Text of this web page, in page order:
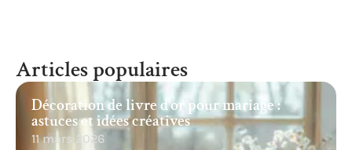
Articles populaires
Décoration de livre d’or pour mariage :
astuces et idées créatives
11 mars 2026